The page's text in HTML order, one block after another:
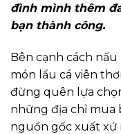
đình mình thêm
bạn thành công.
Bên cạnh cách
món lẩu cá viên
đừng quên lựa
những địa chỉ mua
nguồn gốc xuất xứ